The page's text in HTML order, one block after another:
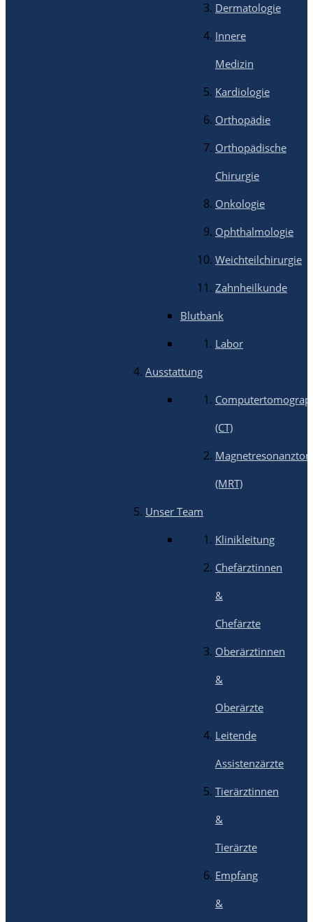
Dermatologie
Innere
Medizin
Kardiologie
Orthopädie
Orthopädische
Chirurgie
Onkologie
Ophthalmologie
Weichteilchirurgie
Zahnheilkunde
Blutbank
Labor
Ausstattung
(CT)
(MRT)
Unser Team
Klinikleitung
Chefärztinnen
&
Chefärzte
Oberärztinnen
&
Oberärzte
Leitende
Assistenzärzte
Tierärztinnen
&
Tierärzte
Empfang
&